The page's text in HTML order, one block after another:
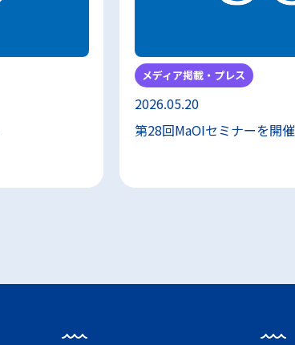
メディア掲載・プレス
2026.05.20
第28回MaOIセミナーを開催